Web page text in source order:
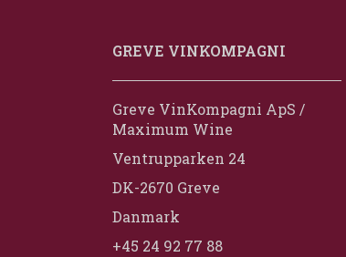
GREVE VINKOMPAGNI
Greve VinKompagni ApS /
Maximum Wine
Ventrupparken 24
DK-2670 Greve
Danmark
+45 24 92 77 88